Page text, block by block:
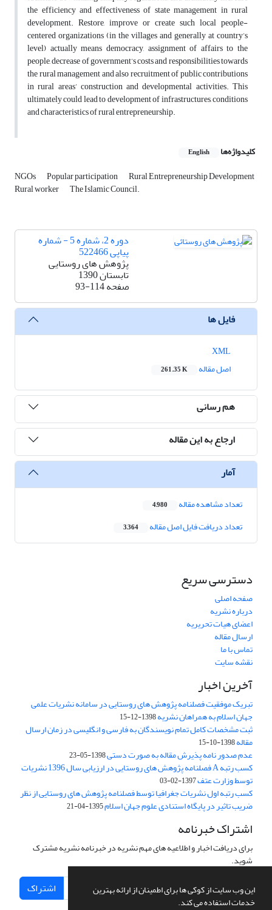
این وب سایت از کوکی ها برای اطمینان از ارائه بهترین
خدمات استفاده می کند.
the efficiency and effectiveness of state management in rural
development. Restore, improve or create such local people-
centered organizations (in the villages and generally at country’s
level) actually means democracy, assignment of affairs to the
people, decrease of government’s costs and responsibilities towards
the rural management and also recruitment of public contributions
in rural areas’ construction and developmental activities. This
ultimately could lead to development of infrastructures, conditions
and characteristics of rural entrepreneurship.
کلیدواژه‌ها English
NGOs Popular participation Rural Entrepreneurship Development
Rural worker The Islamic Council.
دوره 2، شماره 5 - شماره
پیاپی 522466
پژوهش های روستایی
تابستان 1390
صفحه93-114
فایل ها
اصل مقاله
261.35 K
هم رسانی
ارجاع به این مقاله
آمار
تعداد مشاهده مقاله 4,980
تعداد دریافت فایل اصل مقاله 3,364
دسترسی سریع
صفحه اصلی
درباره نشریه
اعضای هیات تحریریه
ارسال مقاله
تماس با ما
نقشه سایت
آخرین اخبار
تبریک موفقیت فصلنامه پژوهش های روستایی در سامانه نشریات علمی
جهان اسلام به همراهان نشریه1398-12-15
ثبت مشخصات کامل تمام نویسندگان به فارسی و انگلیسی در زمان ارسال
مقاله1398-10-15
عدم صدور نامه پذیرش مقاله به صورت دستی1398-05-23
کسب رتبه A فصلنامه پژوهش های روستایی در ارزیابی سال 1396 نشریات
توسط وزارت عتف1397-02-03
کسب رتبه اول نشریات جغرافیا توسط فصلنامه پژوهش های روستایی از نظر
ضریب تاثیر در پایگاه استنادی علوم جهان اسلام1395-04-21
اشتراک خبرنامه
برای دریافت اخبار و اطلاعیه های مهم نشریه در خبرنامه نشریه مشترک
شوید.
اشتراک